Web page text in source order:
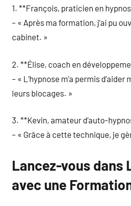
1. **François, praticien en
– « Après ma formation, j’ai pu
cabinet. »
2. **Élise, coach en
– « L’hypnose m’a permis
leurs blocages. »
3. **Kevin, amateur d’auto-
– « Grâce à cette technique, je
Lancez-vous dans
avec une